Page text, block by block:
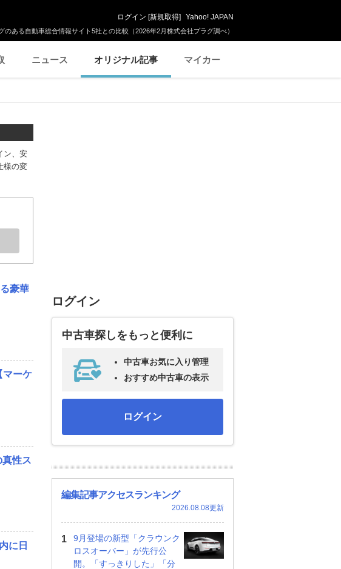
のある自動車総合情報サイト5社との比較（2026年2月株式会社プラグ調べ）
ログイン [新規取得] Yahoo! JAPAN
ニュース オリジナル記事 マイカー
ン、安
様の変
豪華
マーケ
性ス
に日
ログイン
中古車探しをもっと便利に
中古車お気に入り管理
おすすめ中古車の表示
ログイン
編集記事アクセスランキング
2026.08.08更新
9月登場の新型「クラウンク
ロスオーバー」が先行公
開。「すっきりした」「分